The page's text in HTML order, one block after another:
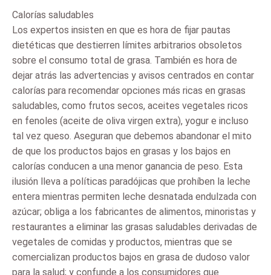
Calorías saludables
Los expertos insisten en que es hora de fijar pautas
dietéticas que destierren límites arbitrarios obsoletos
sobre el consumo total de grasa. También es hora de
dejar atrás las advertencias y avisos centrados en contar
calorías para recomendar opciones más ricas en grasas
saludables, como frutos secos, aceites vegetales ricos
en fenoles (aceite de oliva virgen extra), yogur e incluso
tal vez queso. Aseguran que debemos abandonar el mito
de que los productos bajos en grasas y los bajos en
calorías conducen a una menor ganancia de peso. Esta
ilusión lleva a políticas paradójicas que prohíben la leche
entera mientras permiten leche desnatada endulzada con
azúcar; obliga a los fabricantes de alimentos, minoristas y
restaurantes a eliminar las grasas saludables derivadas de
vegetales de comidas y productos, mientras que se
comercializan productos bajos en grasa de dudoso valor
para la salud; y confunde a los consumidores que